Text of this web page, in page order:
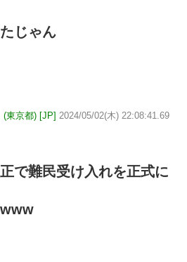
じゃん
(東京都) [JP] 2024/05/02(木) 22:08:41.69
で難民受け入れを正式に